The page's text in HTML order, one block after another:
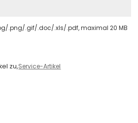
.png/.gif/.doc/.xls/.pdf, maximal 20 MB
zu,Service-Artikel